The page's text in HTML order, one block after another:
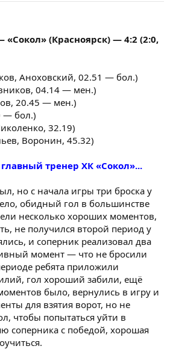
(Красноярск) — 4:2 (2:0,
Аноховский, 02.51 — бол.)
04.14 — мен.)
20.45 — мен.)
— бол.)
32.19)
Воронин, 45.32)
тренер ХК «Сокол»...
но с начала игры три броска у
обидный гол в большинстве
несколько хороших моментов,
не получился второй период у
и соперник реализовал два
момент — что не бросили
ребята приложили
гол хороший забили, ещё
было, вернулись в игру и
для взятия ворот, но не
чтобы попытаться уйти в
соперника с победой, хорошая